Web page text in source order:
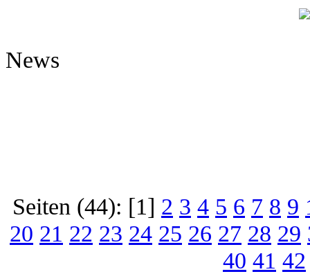
News
Seiten (44): [1] 2 3 4 5 6 7 8 9
20 21 22 23 24 25 26 27 28 29
40 41 42